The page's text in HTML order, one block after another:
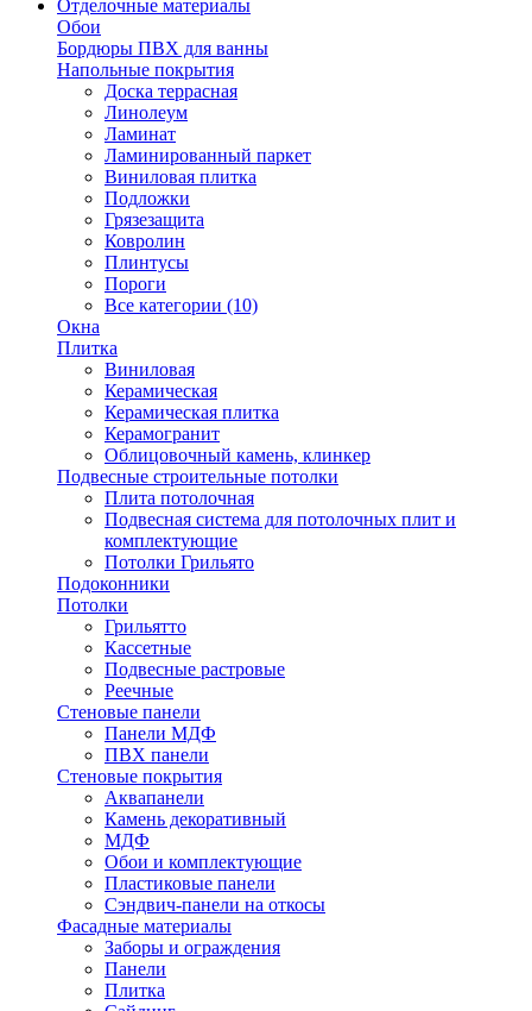
Отделочные материалы
Обои
Бордюры ПВХ для ванны
Напольные покрытия
Доска террасная
Линолеум
Ламинат
Ламинированный паркет
Виниловая плитка
Подложки
Грязезащита
Ковролин
Плинтусы
Пороги
Все категории (10)
Окна
Плитка
Виниловая
Керамическая
Керамическая плитка
Керамогранит
Облицовочный камень, клинкер
Подвесные строительные потолки
Плита потолочная
Подвесная система для потолочных плит и
комплектующие
Потолки Грильято
Подоконники
Потолки
Грильятто
Кассетные
Подвесные растровые
Реечные
Стеновые панели
Панели МДФ
ПВХ панели
Стеновые покрытия
Аквапанели
Камень декоративный
МДФ
Обои и комплектующие
Пластиковые панели
Сэндвич-панели на откосы
Фасадные материалы
Заборы и ограждения
Панели
Плитка